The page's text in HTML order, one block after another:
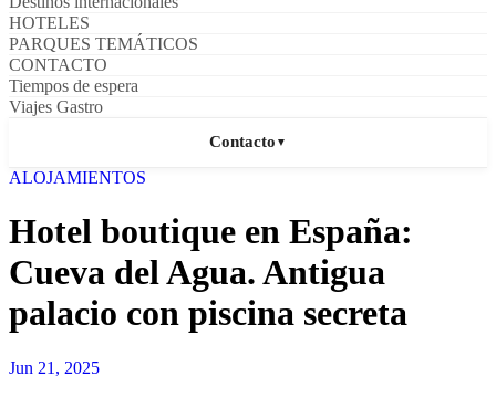
HOTELES
PARQUES TEMÁTICOS
CONTACTO
Tiempos de espera
Viajes Gastro
Contacto ▼
ALOJAMIENTOS
Hotel boutique en España:
Cueva del Agua. Antigua
palacio con piscina secreta
Jun 21, 2025